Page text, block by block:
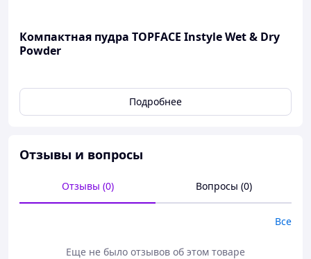
Компактная пудра TOPFACE Instyle Wet & Dry
Powder
Продукт сделает вашу кожу свежей и безупречной в
течение всего дня. Состав специально разработан для
Создайте более плотное, бархатистое и матовое
макияжа, более тонкий слой с помощью сухого спонжа
или кисти.
Подробнее
Отзывы и вопросы
Отзывы (0) Вопросы (0)
Все
Еще не было отзывов об этом товаре